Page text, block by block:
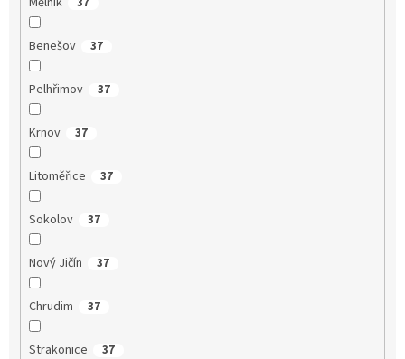
Benešov 37
Pelhřimov 37
Krnov 37
Litoměřice 37
Sokolov 37
Nový Jičín 37
Chrudim 37
Strakonice 37